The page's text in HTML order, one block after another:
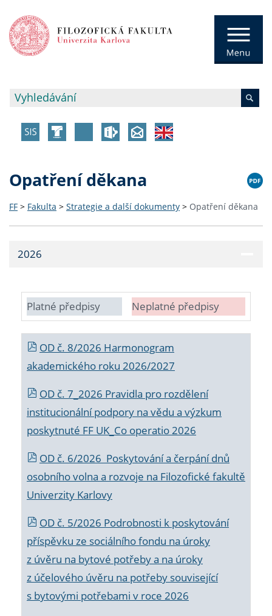
Opatření děkana
FF > Fakulta > Strategie a další dokumenty > Opatření děkana
2026
Platné předpisy Neplatné předpisy
OD č. 8/2026 Harmonogram
akademického roku 2026/2027
OD č. 7_2026 Pravidla pro rozdělení
institucionální podpory na vědu a výzkum
poskytnuté FF UK_Co operatio 2026
OD č. 6/2026 Poskytování a čerpání dnů
osobního volna a rozvoje na Filozofické fakultě
Univerzity Karlovy
OD č. 5/2026 Podrobnosti k poskytování
příspěvku ze sociálního fondu na úroky
z úvěru na bytové potřeby a na úroky
z účelového úvěru na potřeby související
s bytovými potřebami v roce 2026